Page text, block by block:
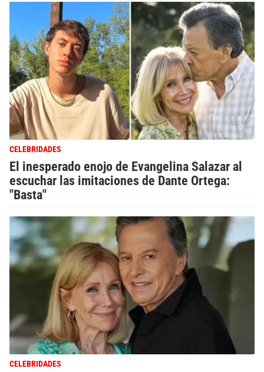
CELEBRIDADES
El inesperado enojo de Evangelina Salazar al
escuchar las imitaciones de Dante Ortega:
"Basta"
CELEBRIDADES